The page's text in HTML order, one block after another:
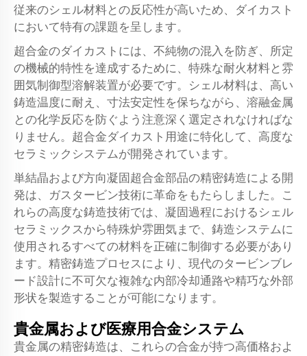
従来のシェル材料との反応性が高いため、ダイカスト
において特有の課題を呈します。
超合金のダイカストには、不純物の混入を防ぎ、所定
の機械的特性を達成するために、特殊な耐火材料と雰
囲気制御型溶解装置が必要です。シェル材料は、高い
鋳造温度に耐え、寸法安定性を保ちながら、溶融金属
との化学反応を防ぐよう注意深く選定されなければな
りません。超合金ダイカスト用途に特化して、高度な
セラミックシステムが開発されています。
単結晶および方向凝固超合金部品の精密鋳造による開
発は、ガスタービン技術に革命をもたらしました。こ
れらの高度な鋳造技術では、凝固過程におけるシェル
セラミックスから特殊炉雰囲気まで、鋳造システムに
使用されるすべての材料を正確に制御する必要があり
ます。精密鋳造プロセスにより、現代のタービンブレ
ード設計に不可欠な複雑な内部冷却通路や精巧な外部
形状を製造することが可能になります。
貴金属および医療用合金システム
貴金属の精密鋳造は、これらの合金が持つ高価格およ